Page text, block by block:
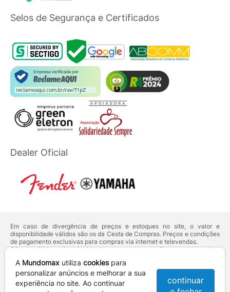
Selos de Segurança e Certificados
Dealer Oficial
Em caso de divergência de preços e estoques no site, o valor e
disponibilidade válidos são os da Cesta de Compras. Preços e condições
de pagamento exclusivas para compras via internet e televendas.
Ofertas válidas até o término de nossos estoques. Para compras acima
deVenda Corporativa.
Os preços apresentados no site prevalecem sobre outros anunciados em
qualquer outro meio de comunicação ou sites de buscas. Código de
Defesa do Consumidor:Lei nº 8.078.
A Mundomax utiliza cookiespara
personalizar anúncios e melhorar a sua
experiência no site. Ao continuar
continuar